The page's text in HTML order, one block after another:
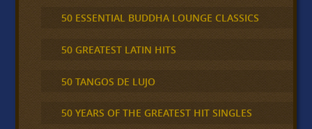
50 ESSENTIAL BUDDHA LOUNGE CLASSICS
50 GREATEST LATIN HITS
50 TANGOS DE LUJO
50 YEARS OF THE GREATEST HIT SINGLES